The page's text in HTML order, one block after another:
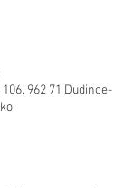
962 71 Dudince-